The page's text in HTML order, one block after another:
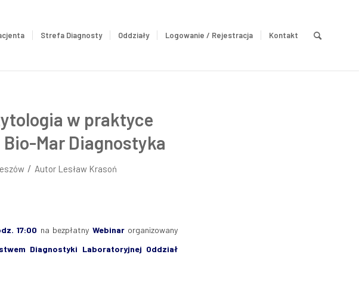
Strefa Diagnosty Oddziały Logowanie / Rejestracja Kontakt
w praktyce
Mar Diagnostyka
/ Autor Lesław Krasoń
17:00 na bezpłatny Webinarorganizowany
Diagnostyki Laboratoryjnej Oddział